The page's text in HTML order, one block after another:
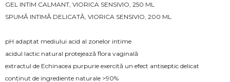
GEL INTIM CALMANT, VIORICA SENSIVIO, 250 ML
SPUMĂ INTIMĂ DELICATĂ, VIORICA SENSIVIO, 200 ML
pH adaptat mediului acid al zonelor intime
acidul lactic natural protejează flora vaginală
extractul de Echinacea purpurie exercită un efect antiseptic delicat
conținut de ingrediente naturale >90%